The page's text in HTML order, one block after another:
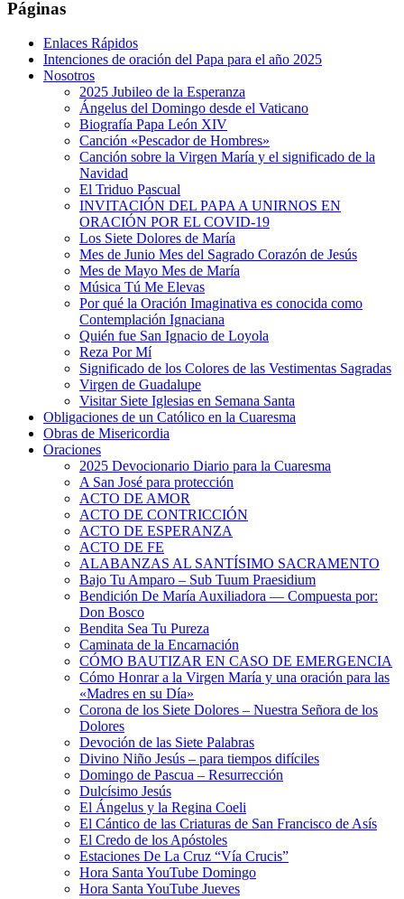
Páginas
Enlaces Rápidos
Intenciones de oración del Papa para el año 2025
Nosotros
2025 Jubileo de la Esperanza
Ángelus del Domingo desde el Vaticano
Biografía Papa León XIV
Canción «Pescador de Hombres»
Canción sobre la Virgen María y el significado de la
Navidad
El Triduo Pascual
INVITACIÓN DEL PAPA A UNIRNOS EN
ORACIÓN POR EL COVID-19
Los Siete Dolores de María
Mes de Junio Mes del Sagrado Corazón de Jesús
Mes de Mayo Mes de María
Música Tú Me Elevas
Por qué la Oración Imaginativa es conocida como
Contemplación Ignaciana
Quién fue San Ignacio de Loyola
Reza Por Mí
Significado de los Colores de las Vestimentas Sagradas
Virgen de Guadalupe
Visitar Siete Iglesias en Semana Santa
Obligaciones de un Católico en la Cuaresma
Obras de Misericordia
Oraciones
2025 Devocionario Diario para la Cuaresma
A San José para protección
ACTO DE AMOR
ACTO DE CONTRICCIÓN
ACTO DE ESPERANZA
ACTO DE FE
ALABANZAS AL SANTÍSIMO SACRAMENTO
Bajo Tu Amparo – Sub Tuum Praesidium
Bendición De María Auxiliadora — Compuesta por:
Don Bosco
Bendita Sea Tu Pureza
Caminata de la Encarnación
CÓMO BAUTIZAR EN CASO DE EMERGENCIA
Cómo Honrar a la Virgen María y una oración para las
«Madres en su Día»
Corona de los Siete Dolores – Nuestra Señora de los
Dolores
Devoción de las Siete Palabras
Divino Niño Jesús – para tiempos difíciles
Domingo de Pascua – Resurrección
Dulcísimo Jesús
El Ángelus y la Regina Coeli
El Cántico de las Criaturas de San Francisco de Asís
El Credo de los Apóstoles
Estaciones De La Cruz “Vía Crucis”
Hora Santa YouTube Domingo
Hora Santa YouTube Jueves